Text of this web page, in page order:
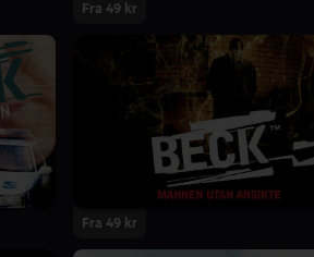
Fra 49 kr
Fra 49 kr